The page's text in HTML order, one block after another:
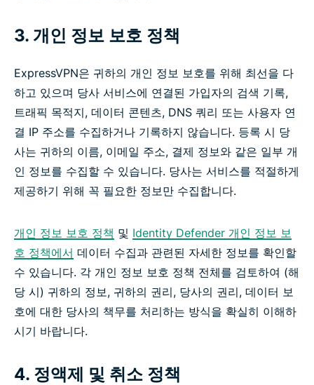
3. 개인 정보 보호 정책
ExpressVPN은 귀하의 개인 정보 보호를 위해 최선을 다
하고 있으며 당사 서비스에 연결된 가입자의 검색 기록,
트래픽 목적지, 데이터 콘텐츠, DNS 쿼리 또는 사용자 연
결 IP 주소를 수집하거나 기록하지 않습니다. 등록 시 당
사는 귀하의 이름, 이메일 주소, 결제 정보와 같은 일부 개
인 정보를 수집할 수 있습니다. 당사는 서비스를 적절하게
제공하기 위해 꼭 필요한 정보만 수집합니다.
개인 정보 보호 정책 및 Identity Defender 개인 정보 보
호 정책에서 데이터 수집과 관련된 자세한 정보를 확인할
수 있습니다. 각 개인 정보 보호 정책 전체를 검토하여 (해
당 시) 귀하의 정보, 귀하의 권리, 당사의 권리, 데이터 보
호에 대한 당사의 책무를 처리하는 방식을 확실히 이해하
시기 바랍니다.
4. 정액제 및 취소 정책